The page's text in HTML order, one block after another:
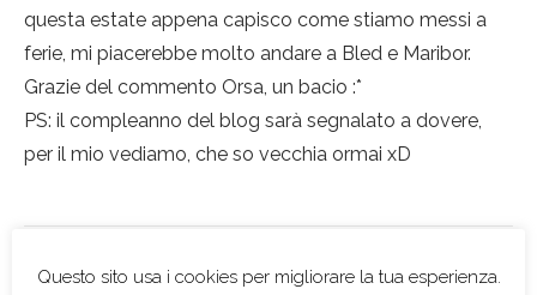
questa estate appena capisco come stiamo messi a
ferie, mi piacerebbe molto andare a Bled e Maribor.
Grazie del commento Orsa, un bacio :*
PS: il compleanno del blog sarà segnalato a dovere,
per il mio vediamo, che so vecchia ormai xD
Questo sito usa i cookies per migliorare la tua esperienza.